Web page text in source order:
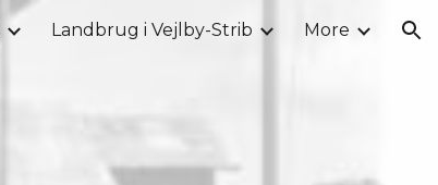
Landbrug i Vejlby-Strib More